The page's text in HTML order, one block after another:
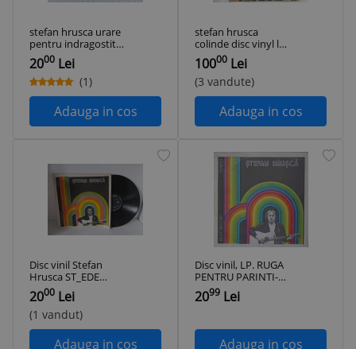
stefan hrusca urare
pentru indragostiti
disc vinyl lp muzica
usoara pop folk
slagare electrecord
ST EDE 03079 VG+
2000 Lei
(1)
Adauga in cos
stefan hrusca
colinde disc vinyl lp
muzica pentru
sarbatori folk pop
usoara ST EDE
03826 VG++/NM
10000 Lei
(3 vandute)
Adauga in cos
Disc vinil Stefan
Hrusca ST_EDE
02510 Electrecord
2000 Lei
(1 vandut)
Adauga in cos
Disc vinil, LP. RUGA
PENTRU PARINTI-
STEFAN HRUSCA-
285756
2099 Lei
Adauga in cos